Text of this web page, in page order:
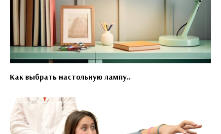
Как выбрать настольную лампу..